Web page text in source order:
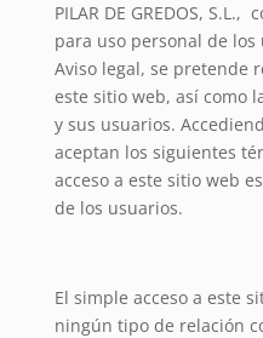
PILAR DE GREDOS,
para uso personal de los
Aviso legal, se pretende
este sitio web, así como
y sus usuarios.
aceptan los siguientes
acceso a este sitio web
de los usuarios.
El simple acceso a este
ningún tipo de relación